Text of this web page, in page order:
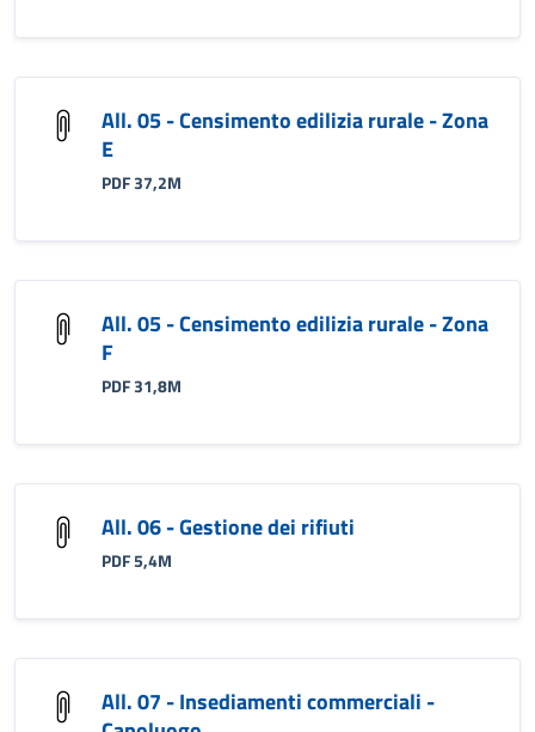
All. 05 - Censimento edilizia rurale - Zona
E
PDF 37,2M
All. 05 - Censimento edilizia rurale - Zona
F
PDF 31,8M
All. 06 - Gestione dei rifiuti
PDF 5,4M
All. 07 - Insediamenti commerciali -